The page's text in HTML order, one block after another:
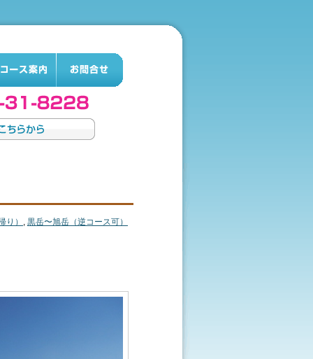
り） , 黒岳〜旭岳（逆コース可）